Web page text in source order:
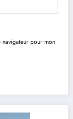
pour mon